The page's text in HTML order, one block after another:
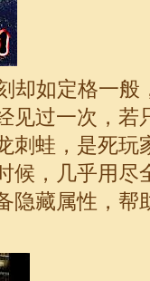
却如定格一般
见过一次，若
刺蛙，是死玩
候，几乎用尽
藏属性，帮